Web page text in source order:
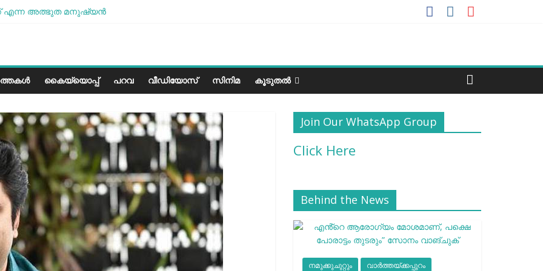
എന്ന അത്ഭുത മനുഷ്യന്‍
മിഠായികള്‍
കൈയ്യൊപ്പ് പറവ വീഡിയോസ് സിനിമ കൂടുതൽ
Join Our WhatsApp Group
Click Here
Behind the News
നമുക്കുചുറ്റും വാർത്തയ്ക്കപ്പുറം